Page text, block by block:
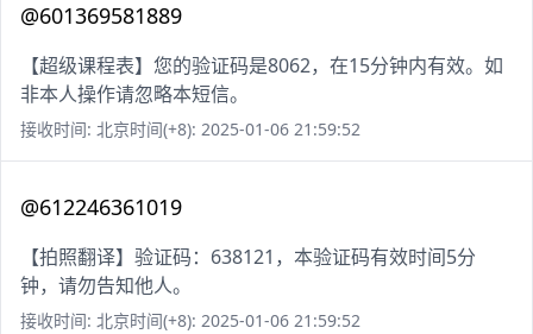
@601369581889
【超级课程表】您的验证码是8062，在15分钟内有效。如
非本人操作请忽略本短信。
接收时间: 北京时间(+8): 2025-01-06 21:59:52
@612246361019
【拍照翻译】验证码：638121，本验证码有效时间5分
钟，请勿告知他人。
接收时间: 北京时间(+8): 2025-01-06 21:59:52